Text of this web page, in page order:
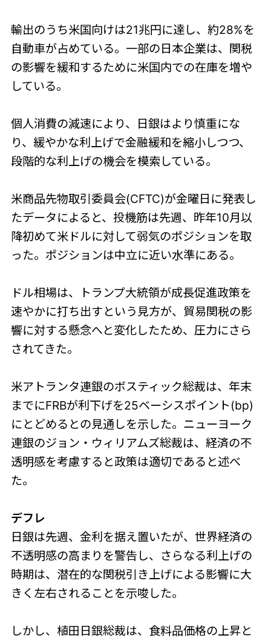
輸出のうち米国向けは21兆円に達し、約28%を
自動車が占めている。一部の日本企業は、関税
の影響を緩和するために米国内での在庫を増や
している。
個人消費の減速により、日銀はより慎重にな
り、緩やかな利上げで金融緩和を縮小しつつ、
段階的な利上げの機会を模索している。
米商品先物取引委員会(CFTC)が金曜日に発表し
たデータによると、投機筋は先週、昨年10月以
降初めて米ドルに対して弱気のポジションを取
った。ポジションは中立に近い水準にある。
ドル相場は、トランプ大統領が成長促進政策を
速やかに打ち出すという見方が、貿易関税の影
響に対する懸念へと変化したため、圧力にさら
されてきた。
米アトランタ連銀のボスティック総裁は、年末
までにFRBが利下げを25ベーシスポイント(bp)
にとどめるとの見通しを示した。ニューヨーク
連銀のジョン・ウィリアムズ総裁は、経済の不
透明感を考慮すると政策は適切であると述べ
た。
デフレ
日銀は先週、金利を据え置いたが、世界経済の
不透明感の高まりを警告し、さらなる利上げの
時期は、潜在的な関税引き上げによる影響に大
きく左右されることを示唆した。
しかし、植田日銀総裁は、食料品価格の上昇と